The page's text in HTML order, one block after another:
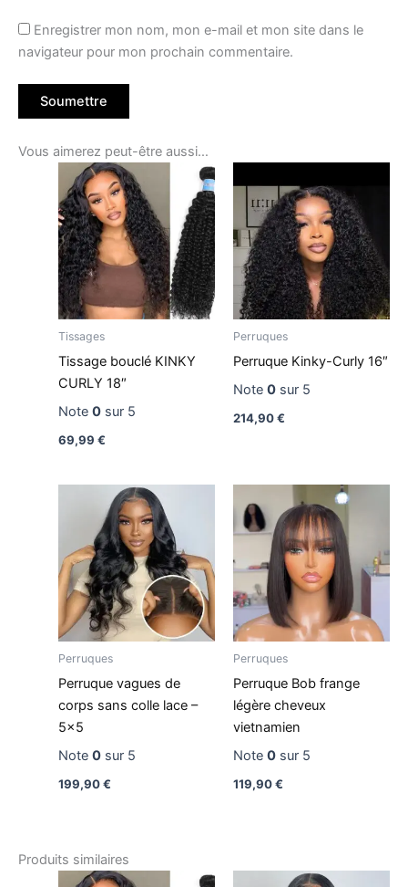
Enregistrer mon nom, mon e-mail et mon site dans le
navigateur pour mon prochain commentaire.
Vous aimerez peut-être aussi…
Tissages
Tissage bouclé KINKY
CURLY 18″
Note 0sur 5
69,99 €
Perruques
Perruque Kinky-Curly 16″
Note 0sur 5
214,90€
Perruques
Perruque vagues de
corps sans colle lace –
5×5
Note 0sur 5
199,90€
Perruques
Perruque Bob frange
légère cheveux
vietnamien
Note 0sur 5
119,90€
Produits similaires